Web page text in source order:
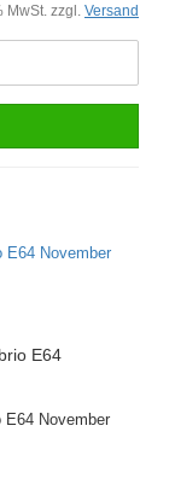
MwSt. zzgl. Versand
E64
E64 November